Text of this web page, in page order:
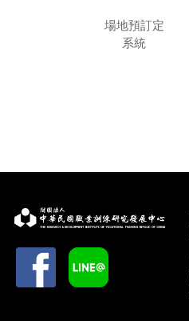
場地預訂定
系統